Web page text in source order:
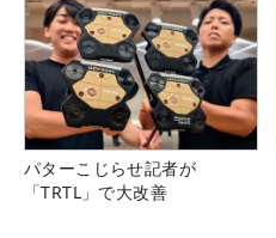
パターこじらせ記者が
「TRTL」で大改善